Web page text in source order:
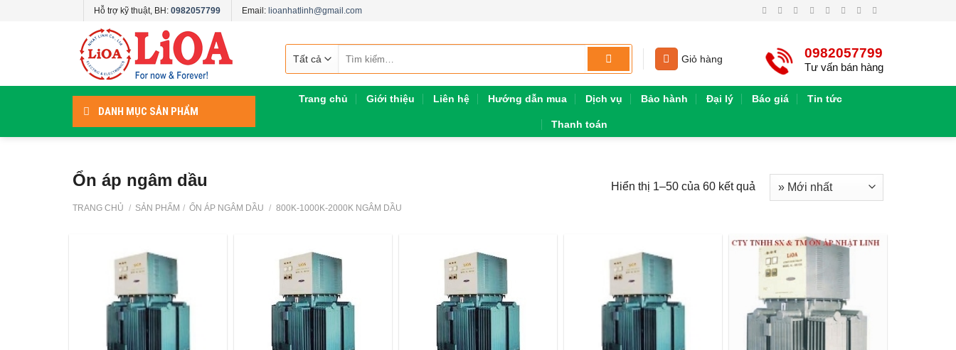
Hỗ trợ kỹ thuật, BH: 0982057799 Email: lioanhatlinh@gmail.com
kiếm:
Giỏ hàng 0982057799
Tư vấn bán hàng
DANH MỤC SẢN PHẨM
Trang chủ Giới thiệu Liên hệ Hướng dẫn mua Dịch vụ Bảo hành Đại lý Báo giá Tin tức
Thanh toán
Ổn áp ngâm dầu
TRANG CHỦ / SẢN PHẨM / ỔN ÁP NGÂM DẦU / 800K-1000K-2000K NGÂM DẦU
Hiển thị 1–50 của 60 kết quả